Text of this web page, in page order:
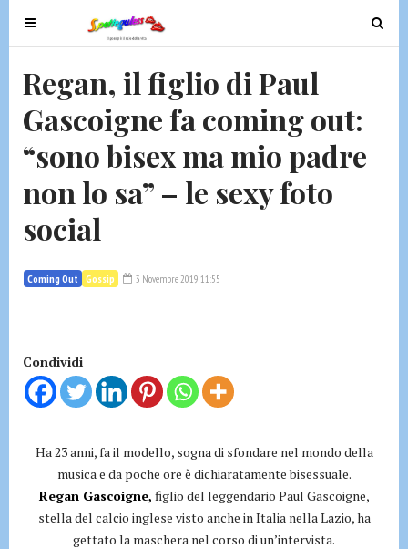
T
o
g
e
n
v
g
t
T
o
Regan, il figlio di Paul
Gascoigne fa coming out:
“sono bisex ma mio padre
non lo sa” – le sexy foto
social
Coming Out Gossip 3 Novembre 2019 11:55
Condividi
Ha 23 anni, fa il modello, sogna di sfondare nel mondo della
musica e da poche ore è dichiaratamente bisessuale.
Regan Gascoigne, figlio del leggendario Paul Gascoigne,
stella del calcio inglese visto anche in Italia nella Lazio, ha
gettato la maschera nel corso di un’intervista.